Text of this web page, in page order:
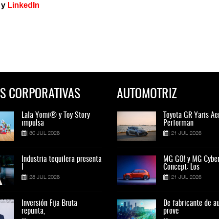
y LinkedIn
CORPORATIVAS
Lala Yomi® y Toy Story
impulsa
30 JUL 2026
Industria tequilera presenta
28 JUL 2026
Inversión Fija Bruta
repunta,
Lala Yomi® y Toy
impulsa
30 JUL 2026
Industria tequilera
28 JUL 2026
Inversión Fija Bruta
repunta,
AUTOMOTRIZ
Toyota GR Yaris Aero
Performan
21 JUL 2026
MG GO! y MG Cyber
21 JUL 2026
De fabricante de autos a
prove
Toyota GR Yaris
Performan
21 JUL 2026
MG GO! y MG
Concept: Los
21 JUL 2026
De fabricante de
prove